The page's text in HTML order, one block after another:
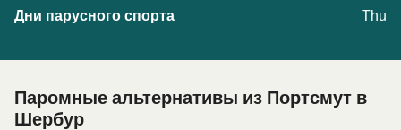
Thu
Паромные альтернативы из Портсмут в
Шербур